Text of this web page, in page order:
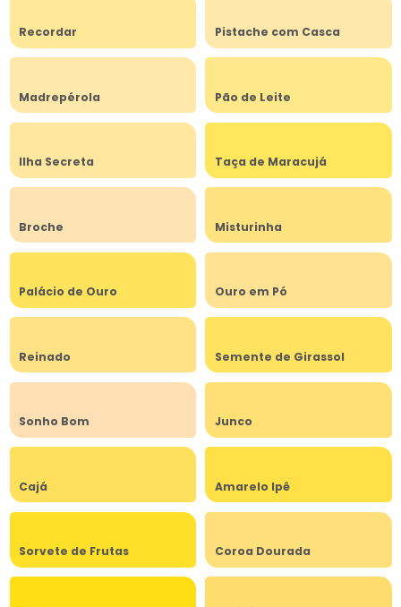
Recordar Pistache com Casca
Madrepérola Pão de Leite
Ilha Secreta Taça de Maracujá
Broche Misturinha
Palácio de Ouro Ouro em Pó
Reinado Semente de Girassol
Sonho Bom Junco
Cajá Amarelo Ipê
Sorvete de Frutas Coroa Dourada